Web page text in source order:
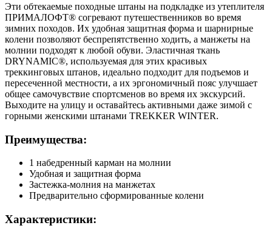
Эти обтекаемые походные штаны на подкладке из утеплителя
ПРИМАЛОФТ® согревают путешественников во время
зимних походов. Их удобная защитная форма и шарнирные
колени позволяют беспрепятственно ходить, а манжеты на
молнии подходят к любой обуви. Эластичная ткань
DRYNAMIC®, используемая для этих красивых
треккинговых штанов, идеально подходит для подъемов и
пересеченной местности, а их эргономичный пояс улучшает
общее самочувствие спортсменов во время их экскурсий.
Выходите на улицу и оставайтесь активными даже зимой с
горными женскими штанами TREKKER WINTER.
Преимущества:
1 набедренный карман на молнии
Удобная и защитная форма
Застежка-молния на манжетах
Предварительно сформированные колени
Характеристики: